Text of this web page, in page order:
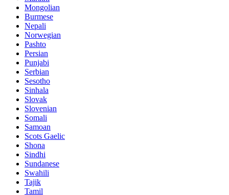
Mongolian
Burmese
Nepali
Norwegian
Pashto
Persian
Punjabi
Serbian
Sesotho
Sinhala
Slovak
Slovenian
Somali
Samoan
Scots Gaelic
Shona
Sindhi
Sundanese
Swahili
Tajik
Tamil